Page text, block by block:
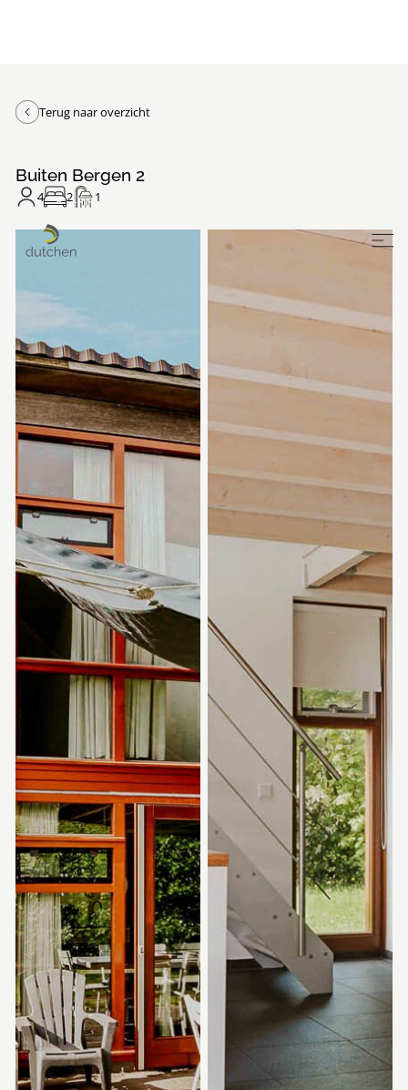
Terug naar overzicht
Buiten Bergen 2
4 2 1